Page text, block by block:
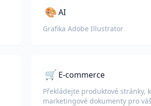
🎨AI
Grafika Adobe Illustrator
🛒 E-commerce
Překládejte produktové stránky,
marketingové dokumenty pro